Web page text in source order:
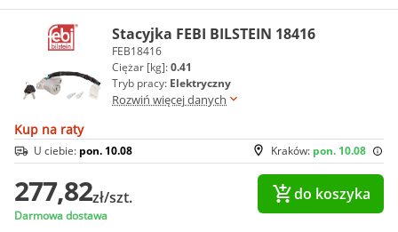
Stacyjka FEBI BILSTEIN 18416
FEB18416
Ciężar [kg]:0.41
Tryb pracy: Elektryczny
Rozwiń więcej danych
Kup na raty
Kraków: pon. 10.08
U ciebie: pon. 10.08
277,82zł/szt.
Darmowa dostawa
do koszyka